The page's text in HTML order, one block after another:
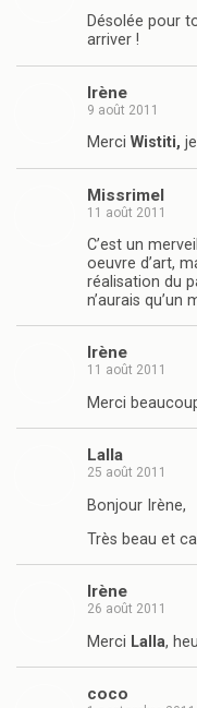
Désolée pour
arriver !
Irène
9 août 2011
Merci Wistiti,
Missrimel
11 août 2011
C’est un
oeuvre d’art,
réalisation du
n’aurais qu’un
Irène
11 août 2011
Merci
Lalla
25 août 2011
Bonjour Irène,
Très beau et
Irène
26 août 2011
Merci Lalla,
coco